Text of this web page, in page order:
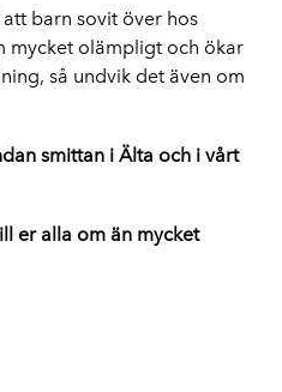
barn sovit över hos
mycket olämpligt och ökar
så undvik det även om
smittan i Älta och i vårt
er alla om än mycket